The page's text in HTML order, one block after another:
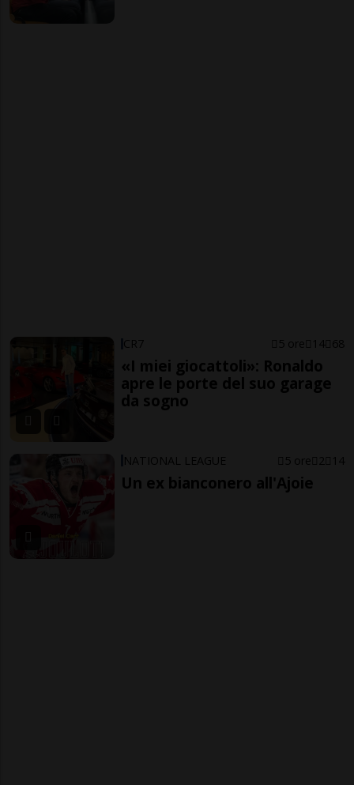
CR7 5 ore 14 68
«I miei giocattoli»: Ronaldo
apre le porte del suo garage
da sogno
NATIONAL LEAGUE 5 ore 2 14
Un ex bianconero all'Ajoie